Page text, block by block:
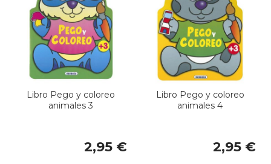
Libro Pego y coloreo
animales 3
2,95 €
Libro Pego y coloreo
animales 4
2,95 €